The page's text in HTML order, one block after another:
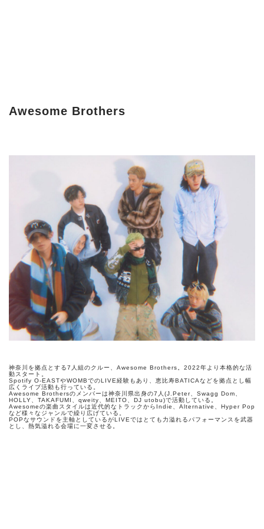
Awesome Brothers
神奈川を拠点とする7人組のクルー、Awesome Brothers。2022年より本格的な活
動スタート。
Spotify O-EASTやWOMBでのLIVE経験もあり、恵比寿BATICAなどを拠点とし幅
広くライブ活動も行っている。
Awesome Brothersのメンバーは神奈川県出身の7人(J.Peter、Swagg Dom、
HOLLY、TAKAFUMI、qweity、MEITO、DJ utobu)で活動している。
Awesomeの楽曲スタイルは近代的なトラックからIndie、Alternative、Hyper Pop
など様々なジャンルで繰り広げている。
POPなサウンドを主軸としているがLIVEではとても力溢れるパフォーマンスを武器
とし、熱気溢れる会場に一変させる。